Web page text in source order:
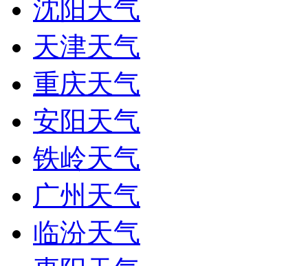
沈阳天气
天津天气
重庆天气
安阳天气
铁岭天气
广州天气
临汾天气